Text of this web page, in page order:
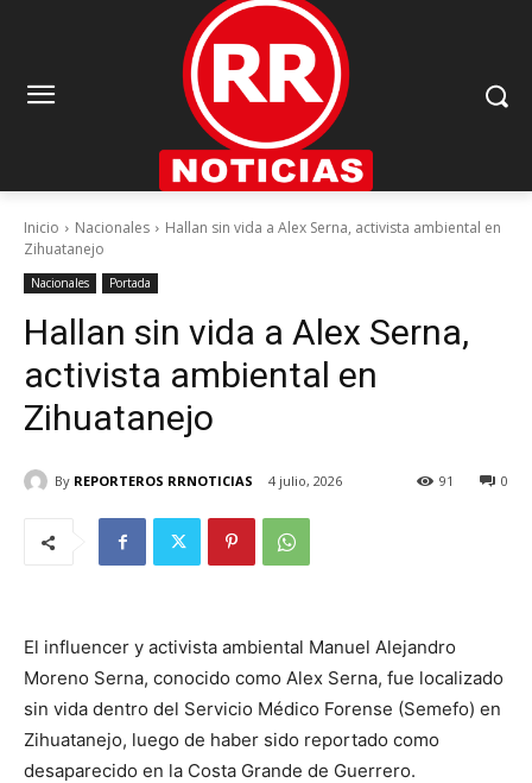
Inicio Nacionales
Hallan sin vida a Alex Serna, activista ambiental en
Zihuatanejo
Nacionales Portada
Hallan sin vida a Alex Serna,
activista ambiental en
Zihuatanejo
By REPORTEROS RRNOTICIAS 4 julio, 2026 0
91
El influencer y activista ambiental Manuel Alejandro
Moreno Serna, conocido como Alex Serna, fue localizado
sin vida dentro del Servicio Médico Forense (Semefo) en
Zihuatanejo, luego de haber sido reportado como
desaparecido en la Costa Grande de Guerrero.